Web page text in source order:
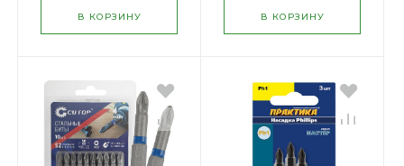
В КОРЗИНУ В КОРЗИНУ